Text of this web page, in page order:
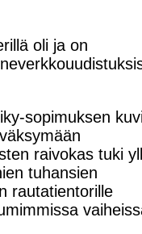
oli ja on
sopimuksen
raivokas tuki
tuhansien
rautatientorille